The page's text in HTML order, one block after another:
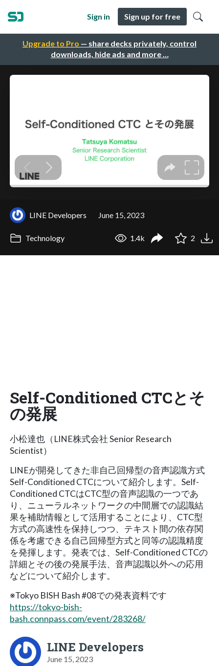
Upgrade to Pro — share decks privately, control
downloads, hide ads and more …
Sign in Sign up for free
LINE Developers June 15, 2023
Technology 1.4k 2
Self-Conditioned CTCとそ
の発展
小松達也（LINE株式会社 Senior Research
Scientist）
LINEが開発してきた非自己回帰型の音声認識方式
Self-Conditioned CTCについて紹介します。Self-
Conditioned CTCはCTC型の音声認識の一つであ
り、ニューラルネットワークの中間層での認識結
果を補助情報として活用することにより、CTC型
方式の高速性を保持しつつ、テキスト間の依存関
係を考慮できる自己回帰型方式と同等の認識精度
を発揮します。発表では、Self-Conditioned CTCの
詳細とその後の発展手法、音声認識以外への応用
などについて紹介します。
※Tokyo BISH Bash #08での発表資料です
https://tokyo-bish-
bash.connpass.com/event/283268/
LINE Developers
June 15, 2023